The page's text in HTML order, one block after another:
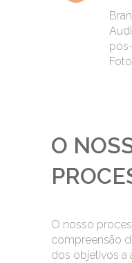
O
O nosso
compreensão
dos objetivos a